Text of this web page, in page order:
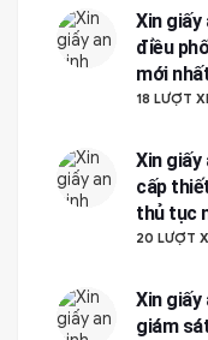
Xin
điều
mới
18 LƯỢT
Xin
cấp
thủ tục
20 LƯỢT
Xin
giám